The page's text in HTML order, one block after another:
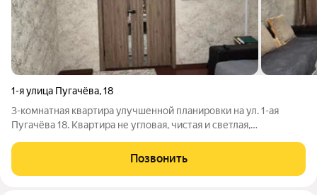
1-я улица Пугачёва,18
3-комнатная квартира улучшенной планировки на ул. 1-ая
Пугачёва 18. Квартира не угловая, чистая и светлая,
постройки, с достойной шумоизоляцией, расположен в
закрытом, тихом дворе с местом для
Позвонить